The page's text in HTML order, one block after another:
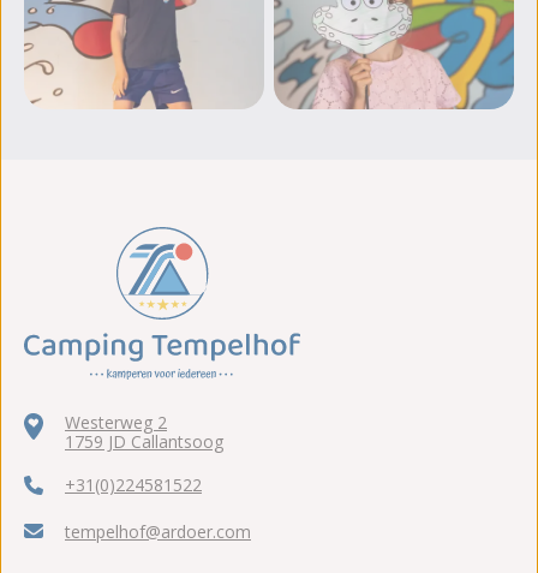
Westerweg 2
1759 JD Callantsoog
+31(0)224581522
tempelhof@ardoer.com